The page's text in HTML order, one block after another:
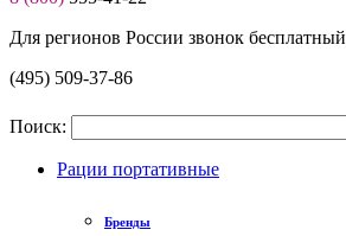
Для регионов России звонок бесплатный
(495) 509-37-86
Поиск:
Рации портативные
Бренды